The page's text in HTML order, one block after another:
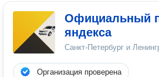
Официальный
яндекса
Санкт-Петербург и
Организация проверена